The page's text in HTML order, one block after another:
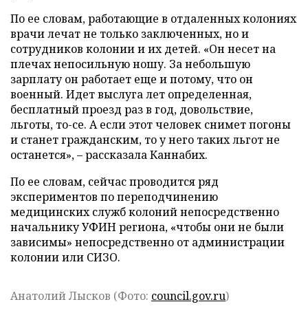
По ее словам, работающие в отдаленных колониях
врачи лечат не только заключенных, но и
сотрудников колонии и их детей. «Он несет на
плечах непосильную ношу. За небольшую
зарплату он работает еще и потому, что он
военный. Идет выслуга лет определенная,
бесплатный проезд раз в год, довольствие,
льготы, то-се. А если этот человек снимет погоны
и станет гражданским, то у него таких льгот не
останется», – рассказала Каннабих.
По ее словам, сейчас проводится ряд
экспериментов по переподчинению
медицинских служб колоний непосредственно
начальнику УФИН региона, «чтобы они не были
зависимы» непосредственно от администрации
колонии или СИЗО.
Анатолий Лысков (Фото: council.gov.ru)